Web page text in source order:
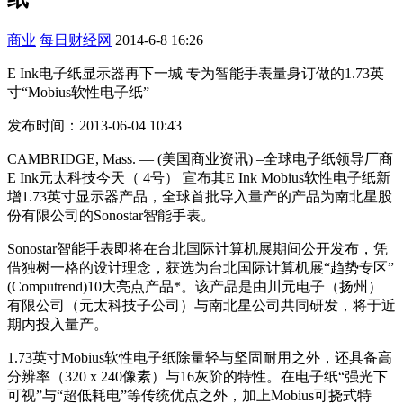
商业 每日财经网 2014-6-8 16:26
E Ink电子纸显示器再下一城 专为智能手表量身订做的1.73英
寸“Mobius软性电子纸”
发布时间：2013-06-04 10:43
CAMBRIDGE, Mass. — (美国商业资讯) –全球电子纸领导厂商
E Ink元太科技今天（ 4号） 宣布其E Ink Mobius软性电子纸新
增1.73英寸显示器产品，全球首批导入量产的产品为南北星股
份有限公司的Sonostar智能手表。
Sonostar智能手表即将在台北国际计算机展期间公开发布，凭
借独树一格的设计理念，获选为台北国际计算机展“趋势专区”
(Computrend)10大亮点产品*。该产品是由川元电子（扬州）
有限公司（元太科技子公司）与南北星公司共同研发，将于近
期内投入量产。
1.73英寸Mobius软性电子纸除量轻与坚固耐用之外，还具备高
分辨率（320 x 240像素）与16灰阶的特性。在电子纸“强光下
可视”与“超低耗电”等传统优点之外，加上Mobius可挠式特